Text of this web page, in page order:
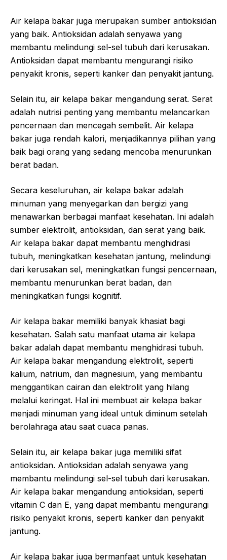
Air kelapa bakar juga merupakan sumber antioksidan
yang baik. Antioksidan adalah senyawa yang
membantu melindungi sel-sel tubuh dari kerusakan.
Antioksidan dapat membantu mengurangi risiko
penyakit kronis, seperti kanker dan penyakit jantung.
Selain itu, air kelapa bakar mengandung serat. Serat
adalah nutrisi penting yang membantu melancarkan
pencernaan dan mencegah sembelit. Air kelapa
bakar juga rendah kalori, menjadikannya pilihan yang
baik bagi orang yang sedang mencoba menurunkan
berat badan.
Secara keseluruhan, air kelapa bakar adalah
minuman yang menyegarkan dan bergizi yang
menawarkan berbagai manfaat kesehatan. Ini adalah
sumber elektrolit, antioksidan, dan serat yang baik.
Air kelapa bakar dapat membantu menghidrasi
tubuh, meningkatkan kesehatan jantung, melindungi
dari kerusakan sel, meningkatkan fungsi pencernaan,
membantu menurunkan berat badan, dan
meningkatkan fungsi kognitif.
Air kelapa bakar memiliki banyak khasiat bagi
kesehatan. Salah satu manfaat utama air kelapa
bakar adalah dapat membantu menghidrasi tubuh.
Air kelapa bakar mengandung elektrolit, seperti
kalium, natrium, dan magnesium, yang membantu
menggantikan cairan dan elektrolit yang hilang
melalui keringat. Hal ini membuat air kelapa bakar
menjadi minuman yang ideal untuk diminum setelah
berolahraga atau saat cuaca panas.
Selain itu, air kelapa bakar juga memiliki sifat
antioksidan. Antioksidan adalah senyawa yang
membantu melindungi sel-sel tubuh dari kerusakan.
Air kelapa bakar mengandung antioksidan, seperti
vitamin C dan E, yang dapat membantu mengurangi
risiko penyakit kronis, seperti kanker dan penyakit
jantung.
Air kelapa bakar juga bermanfaat untuk kesehatan